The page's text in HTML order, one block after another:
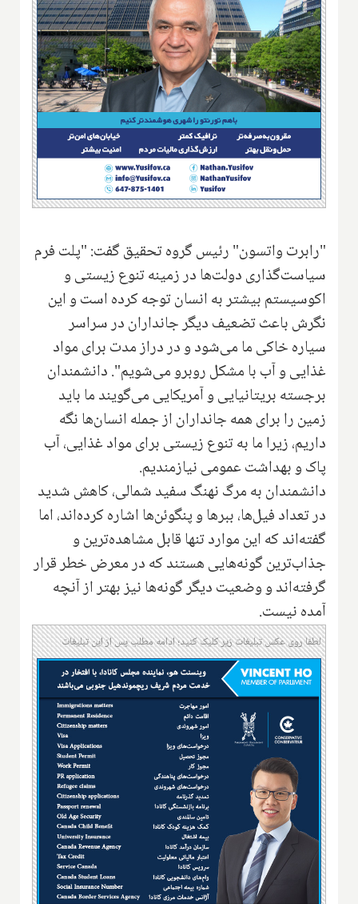
"رابرت واتسون" رئیس گروه تحقیق گفت: "پلت فرم
سیاست‌گذاری دولت‌ها در زمینه تنوع زیستی و
اکوسیستم بیشتر به انسان توجه کرده است و این
نگرش باعث تضعیف دیگر جانداران در سراسر
سیاره خاکی ما می‌شود و در دراز مدت برای مواد
غذایی و آب با مشکل روبرو می‌شویم". دانشمندان
برجسته بریتانیایی و آمریکایی می‌گویند ما باید
زمین را برای همه جانداران از جمله انسان‌ها نگه
داریم، زیرا ما به تنوع زیستی برای مواد غذایی، آب
پاک و بهداشت عمومی نیازمندیم.
دانشمندان به مرگ نهنگ سفید شمالی، کاهش شدید
در تعداد فیل‌ها، ببرها و پنگوئن‌ها اشاره کرده‌اند، اما
گفته‌اند که این موارد تنها قابل مشاهده‌ترین و
جذاب‌ترین گونه‌هایی هستند که در معرض خطر قرار
گرفته‌اند و وضعیت دیگر گونه‌ها نیز بهتر از آنچه
آمده نیست.
لطفا روی عکس تبلیغات زیر کلیک کنید؛ ادامه مطلب پس از این تبلیغات